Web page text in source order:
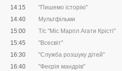
14:15
"Пишемо історію"
14:40
Мультфільми
15:00
Т/с "Міс Марпл Агати Крісті"
15:45
"Всесвіт"
16:30
"Служба розшуку дітей"
16:40
"Феєрія мандрів"